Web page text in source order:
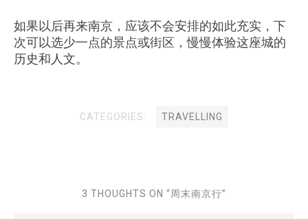
如果以后再来南京，应该不会安排的如此充实，下
次可以选少一点的景点或街区，慢慢体验这座城的
历史和人文。
CATEGORIES: TRAVELLING
3 THOUGHTS ON “ 周末南京行”